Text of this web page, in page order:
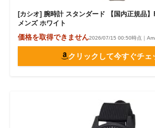
[カシオ] 腕時計 スタンダード 【国内正規品
メンズ ホワイト
価格を取得できません2026/07/15 00:50時点｜
クリックして今すぐチェ